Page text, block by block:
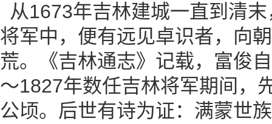
从1673年吉林建城一直到清
将军中，便有远见卓识者，向
荒。《吉林通志》记载，富俊
～1827年数任吉林将军期间，
公顷。后世有诗为证：满蒙世